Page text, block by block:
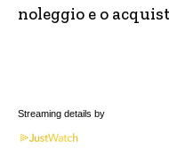
noleggio e o
Streaming details by